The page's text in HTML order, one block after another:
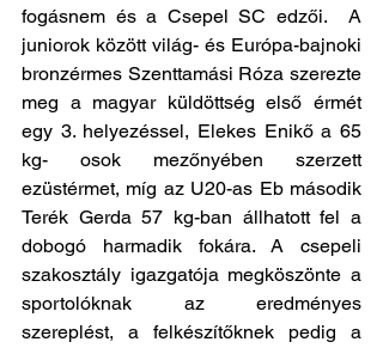
fogásnem és a Csepel SC edzői.  A
juniorok között világ- és Európa-bajnoki
bronzérmes Szenttamási Róza szerezte
meg a magyar küldöttség első érmét
egy 3. helyezéssel, Elekes Enikő a 65
kg- osok mezőnyében szerzett
ezüstérmet, míg az U20-as Eb második
Terék Gerda 57 kg-ban állhatott fel a
dobogó harmadik fokára. A csepeli
szakosztály igazgatója megköszönte a
sportolóknak az eredményes
szereplést, a felkészítőknek pedig a